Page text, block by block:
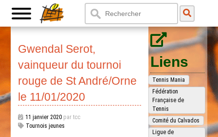
Gwendal Serot,
vainqueur du tournoi
rouge de St André/Orne
le 11/01/2020
11 janvier 2020 par tcc
Tournois jeunes
Liens
Tennis Mania
Fédération
Française de
Tennis
Comité du Calvados
Ligue de